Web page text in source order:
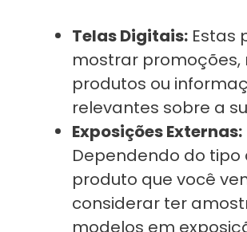
Telas Digitais: Estas
mostrar promoções,
produtos ou
relevantes sobre a
Exposições Externas:
Dependendo do tipo
produto que você
considerar ter
modelos em